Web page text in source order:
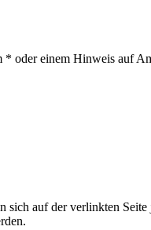
* oder einem Hinweis auf
sich auf der verlinkten